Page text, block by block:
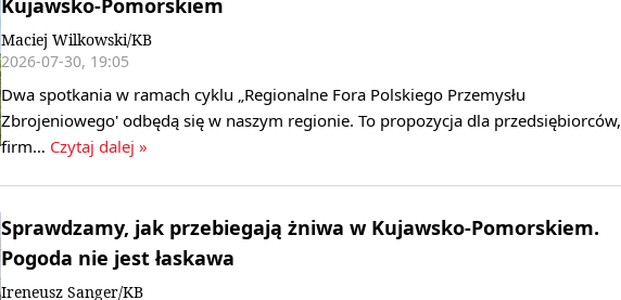
Kujawsko-Pomorskiem
Maciej Wilkowski/KB
2026-07-30, 19:05
Dwa spotkania w ramach cyklu „Regionalne Fora Polskiego Przemysłu
Zbrojeniowego' odbędą się w naszym regionie. To propozycja dla przedsiębiorców,
firm… Czytaj dalej »
Sprawdzamy, jak przebiegają żniwa w Kujawsko-Pomorskiem.
Pogoda nie jest łaskawa
Ireneusz Sanger/KB